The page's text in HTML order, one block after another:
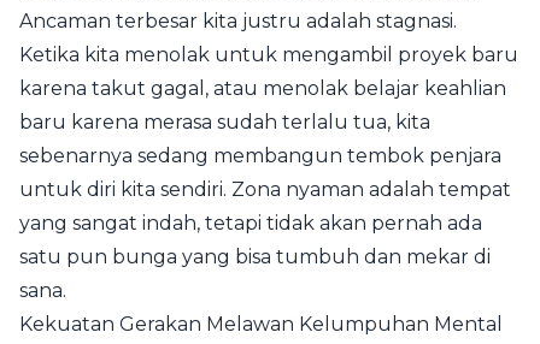
Ancaman terbesar kita justru adalah stagnasi.
Ketika kita menolak untuk mengambil proyek baru
karena takut gagal, atau menolak belajar keahlian
baru karena merasa sudah terlalu tua, kita
sebenarnya sedang membangun tembok penjara
untuk diri kita sendiri. Zona nyaman adalah tempat
yang sangat indah, tetapi tidak akan pernah ada
satu pun bunga yang bisa tumbuh dan mekar di
sana.
Kekuatan Gerakan Melawan Kelumpuhan Mental